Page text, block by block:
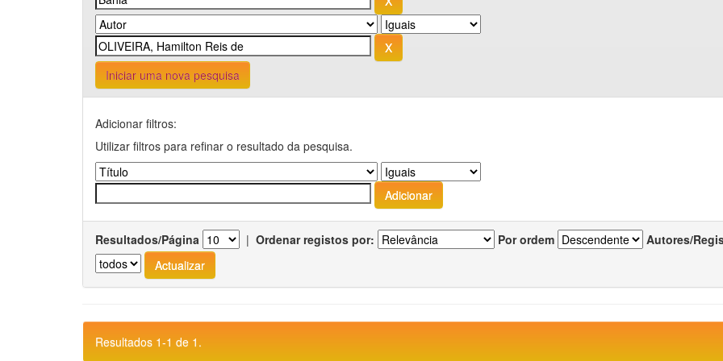
Iniciar uma nova pesquisa
Adicionar filtros:
Utilizar filtros para refinar o resultado da pesquisa.
Resultados/Página | Ordenar registos por: Por ordem Autores/
Resultados 1-1 de 1.